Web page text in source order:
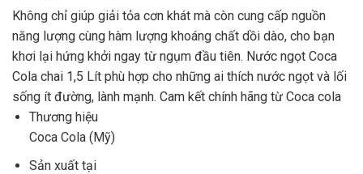
Không chỉ giúp giải tỏa cơn khát mà còn cung cấp nguồn
năng lượng cùng hàm lượng khoáng chất dồi dào, cho bạn
khơi lại hứng khởi ngay từ ngụm đầu tiên. Nước ngọt Coca
Cola chai 1,5 Lít phù hợp cho những ai thích nước ngọt và lối
sống ít đường, lành mạnh. Cam kết chính hãng từ Coca cola
Thương hiệu
Coca Cola (Mỹ)
Sản xuất tại